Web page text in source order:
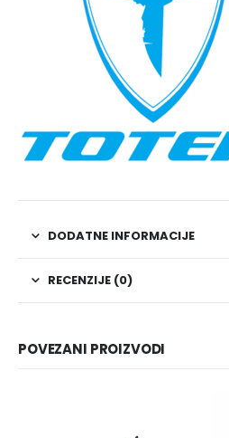
DODATNE INFORMACIJE
RECENZIJE (0)
POVEZANI PROIZVODI